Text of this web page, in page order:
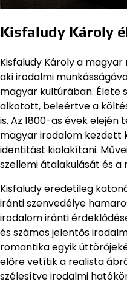
Kisfaludy Károly
Kisfaludy Károly a
aki irodalmi
magyar kultúrában. Élete
alkotott, beleértve a
is. Az 1800-as évek
magyar irodalom kezdett
identitást kialakítani.
szellemi átalakulását és
Kisfaludy eredetileg
iránti szenvedélye
irodalom iránti
és számos jelentős
romantika egyik
előre vetítik a realista
szélesítve irodalmi